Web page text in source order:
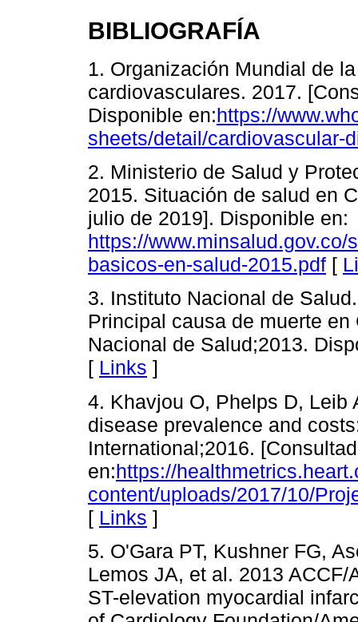
BIBLIOGRAFÍA
1. Organización Mundial de
cardiovasculares. 2017.
Disponible en:https://
sheets/detail/cardiovascular-
2. Ministerio de Salud y
2015. Situación de salud en
julio de 2019]. Disponible en:
https://
basicos-en-salud-2015.pdf [
3. Instituto Nacional de
Principal causa de muerte
Nacional de Salud;2013.
[ Links ]
4. Khavjou O, Phelps D, Leib
disease prevalence and
International;2016.
en:https://
content/uploads/2017/10/
[ Links ]
5. O'Gara PT, Kushner FG,
Lemos JA, et al. 2013
ST-elevation myocardial